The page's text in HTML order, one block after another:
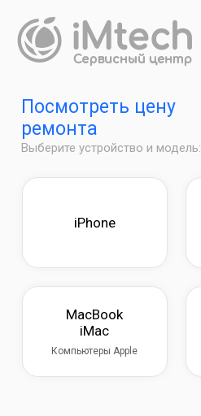
Посмотреть цену
ремонта
Выберите устройство и модель:
iPhone
MacBook
iMac
Компьютеры Apple